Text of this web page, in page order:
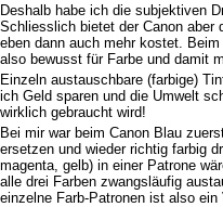
Deshalb habe ich die subjektiven
Schliesslich bietet der Canon aber
eben dann auch mehr kostet.
also bewusst für Farbe und damit
Einzeln austauschbare (farbige)
ich Geld sparen und die Umwelt
wirklich gebraucht wird!
Bei mir war beim Canon Blau
ersetzen und wieder richtig farbig
magenta, gelb) in einer Patrone
alle drei Farben zwangsläufig
einzelne Farb-Patronen ist also